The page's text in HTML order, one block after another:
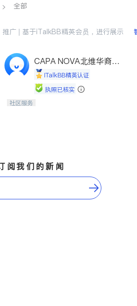
全部
推广 | 基于iTalkBB精英会员，进行展示
CAPA NOVA北维华裔家
长会iTalkBB精英认证
执照已核实
连接家长与社会，赋能孩子与下一代，
社区服务
阅我们的新闻